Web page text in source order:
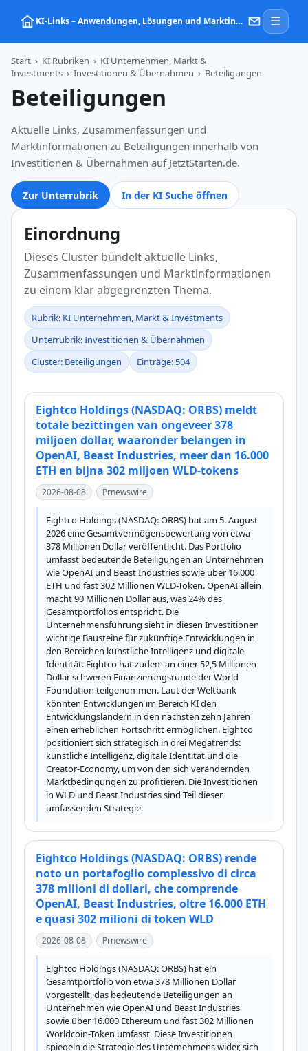
KI‑Links – Anwendungen, Lösungen und Marktinformationen zu Künstlicher Intelligenz ☰
Start › KI Rubriken › KI Unternehmen, Markt &
Investments › Investitionen & Übernahmen › Beteiligungen
Beteiligungen
Aktuelle Links, Zusammenfassungen und
Marktinformationen zu Beteiligungen innerhalb von
Investitionen & Übernahmen auf JetztStarten.de.
Zur Unterrubrik In der KI Suche öffnen
Einordnung
Dieses Cluster bündelt aktuelle Links,
Zusammenfassungen und Marktinformationen
zu einem klar abgegrenzten Thema.
Rubrik: KI Unternehmen, Markt & Investments
Unterrubrik: Investitionen & Übernahmen
Cluster: Beteiligungen
Einträge: 504
Eightco Holdings (NASDAQ: ORBS) meldt
totale bezittingen van ongeveer 378
miljoen dollar, waaronder belangen in
OpenAI, Beast Industries, meer dan 16.000
ETH en bijna 302 miljoen WLD-tokens
2026-08-08 Prnewswire
Eightco Holdings (NASDAQ: ORBS) hat am 5. August
2026 eine Gesamtvermögensbewertung von etwa
378 Millionen Dollar veröffentlicht. Das Portfolio
umfasst bedeutende Beteiligungen an Unternehmen
wie OpenAI und Beast Industries sowie über 16.000
ETH und fast 302 Millionen WLD-Token. OpenAI allein
macht 90 Millionen Dollar aus, was 24% des
Gesamtportfolios entspricht. Die
Unternehmensführung sieht in diesen Investitionen
wichtige Bausteine für zukünftige Entwicklungen in
den Bereichen künstliche Intelligenz und digitale
Identität. Eightco hat zudem an einer 52,5 Millionen
Dollar schweren Finanzierungsrunde der World
Foundation teilgenommen. Laut der Weltbank
könnten Entwicklungen im Bereich KI den
Entwicklungsländern in den nächsten zehn Jahren
einen erheblichen Fortschritt ermöglichen. Eightco
positioniert sich strategisch in drei Megatrends:
künstliche Intelligenz, digitale Identität und die
Creator-Economy, um von den sich verändernden
Marktbedingungen zu profitieren. Die Investitionen
in WLD und Beast Industries sind Teil dieser
umfassenden Strategie.
Eightco Holdings (NASDAQ: ORBS) rende
noto un portafoglio complessivo di circa
378 milioni di dollari, che comprende
OpenAI, Beast Industries, oltre 16.000 ETH
e quasi 302 milioni di token WLD
2026-08-08 Prnewswire
Eightco Holdings (NASDAQ: ORBS) hat ein
Gesamtportfolio von etwa 378 Millionen Dollar
vorgestellt, das bedeutende Beteiligungen an
Unternehmen wie OpenAI und Beast Industries
sowie über 16.000 Ethereum und fast 302 Millionen
Worldcoin-Token umfasst. Diese Investitionen
spiegeln die Strategie des Unternehmens wider, sich